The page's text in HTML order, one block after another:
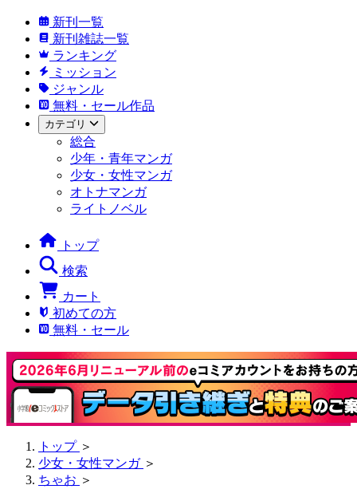
新刊一覧
新刊雑誌一覧
ランキング
ミッション
ジャンル
無料・セール作品
カテゴリ
総合
少年・青年マンガ
少女・女性マンガ
オトナマンガ
ライトノベル
トップ
検索
カート
初めての方
無料・セール
トップ ＞
少女・女性マンガ ＞
ちゃお ＞